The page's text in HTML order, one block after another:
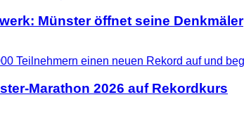
Münster öffnet seine Denkmäler
Marathon 2026 auf Rekordkurs